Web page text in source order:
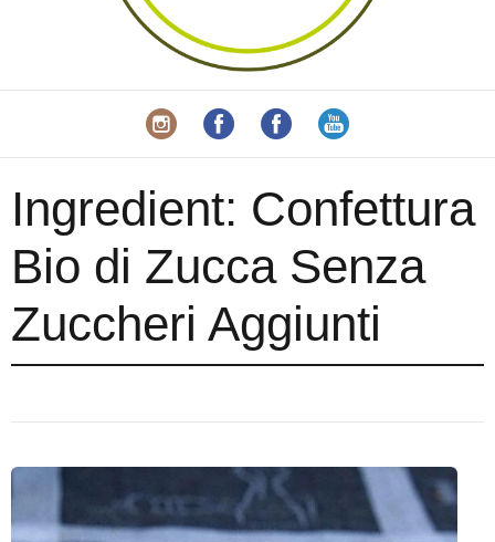
Ingredient: Confettura
Bio di Zucca Senza
Zuccheri Aggiunti